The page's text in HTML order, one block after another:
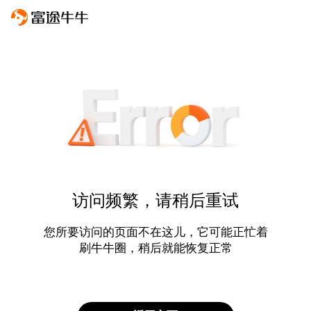
访问频繁，请稍后重试
您所要访问的页面不在这儿，它可能正忙着
刷牛牛圈，稍后就能恢复正常